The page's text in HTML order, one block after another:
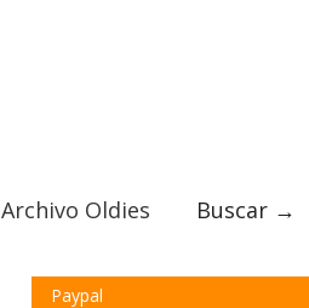
Archivo Oldies Buscar →
Paypal